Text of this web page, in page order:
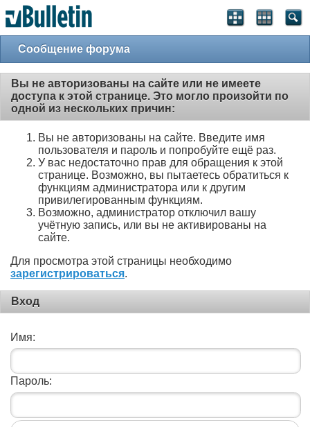
Сообщение форума
Вы не авторизованы на сайте или не имеете
доступа к этой странице. Это могло произойти по
одной из нескольких причин:
Вы не авторизованы на сайте. Введите имя
пользователя и пароль и попробуйте ещё раз.
У вас недостаточно прав для обращения к этой
странице. Возможно, вы пытаетесь обратиться к
функциям администратора или к другим
привилегированным функциям.
Возможно, администратор отключил вашу
учётную запись, или вы не активированы на
сайте.
Для просмотра этой страницы необходимо
зарегистрироваться.
Вход
Имя:
Пароль: